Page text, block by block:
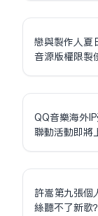
戀與製作人夏
音源版權限制
QQ音樂海外
聯動活動即將
許嵩第九張個
絲聽不了新歌